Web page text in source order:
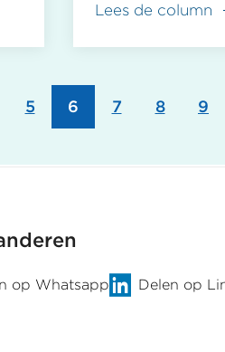
Lees de column
Pagina
5 Pagina
6 Pagina
7 Pagina
8 9
op Whatsapp Delen op